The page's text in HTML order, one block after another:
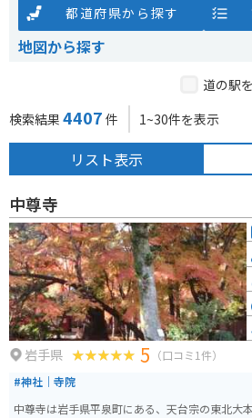
都道府県から探す
地図から探す
道の駅
検索結果 4407 件 1~30件を表示
リスト表示
中尊寺
岩手県 5 （口コミ1件）
#神社｜寺院
中尊寺は岩手県平泉町にある、天台宗の東北大